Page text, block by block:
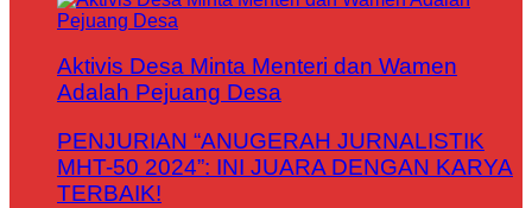
Aktivis Desa Minta Menteri dan Wamen
Adalah Pejuang Desa
PENJURIAN “ANUGERAH JURNALISTIK
MHT-50 2024”: INI JUARA DENGAN KARYA
TERBAIK!